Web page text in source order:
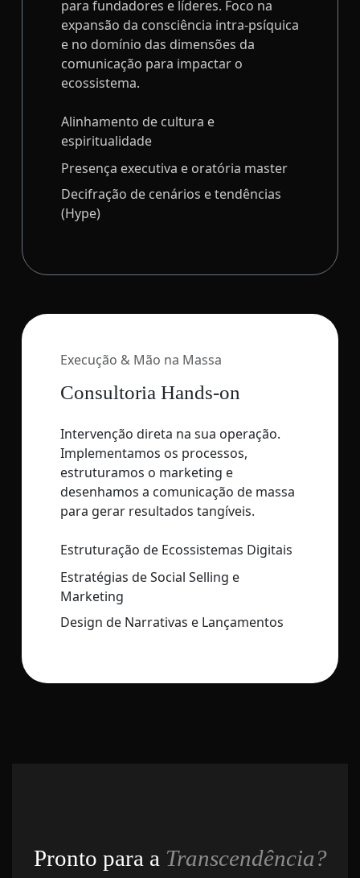
para fundadores e líderes. Foco na
expansão da consciência intra-psíquica
e no domínio das dimensões da
comunicação para impactar o
ecossistema.
Alinhamento de cultura e
espiritualidade
Presença executiva e oratória master
Decifração de cenários e tendências
(Hype)
Execução & Mão na Massa
Consultoria Hands-on
Intervenção direta na sua operação.
Implementamos os processos,
estruturamos o marketing e
desenhamos a comunicação de massa
para gerar resultados tangíveis.
Estruturação de Ecossistemas Digitais
Estratégias de Social Selling e
Marketing
Design de Narrativas e Lançamentos
Pronto para a Transcendência?